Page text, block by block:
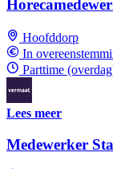
Hoofddorp
In
Parttime
Lees meer
Medewerker